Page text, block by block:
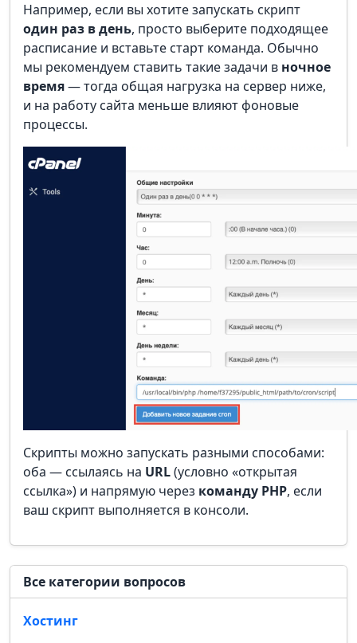
Например, если вы хотите запускать скрипт
один раз в день, просто выберите подходящее
расписание и вставьте старт команда. Обычно
мы рекомендуем ставить такие задачи в ночное
время— тогда общая нагрузка на сервер ниже,
и на работу сайта меньше влияют фоновые
процессы.
Скрипты можно запускать разными способами:
оба — ссылаясь на URL(условно «открытая
ссылка») и напрямую через команду PHP, если
ваш скрипт выполняется в консоли.
Все категории вопросов
Хостинг